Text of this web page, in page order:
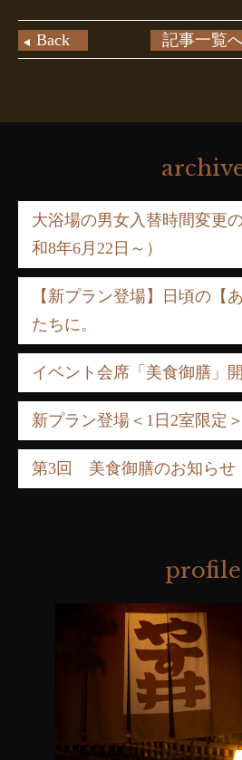
記事一覧
Back
profile
大浴場の男女入替時間変更
和8年6月22日～）
【新プラン登場】日頃の【
たちに。
イベント会席「美食御膳」
新プラン登場＜1日2室限定
第3回 美食御膳のお知らせ